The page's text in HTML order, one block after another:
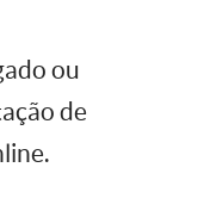
ou
de